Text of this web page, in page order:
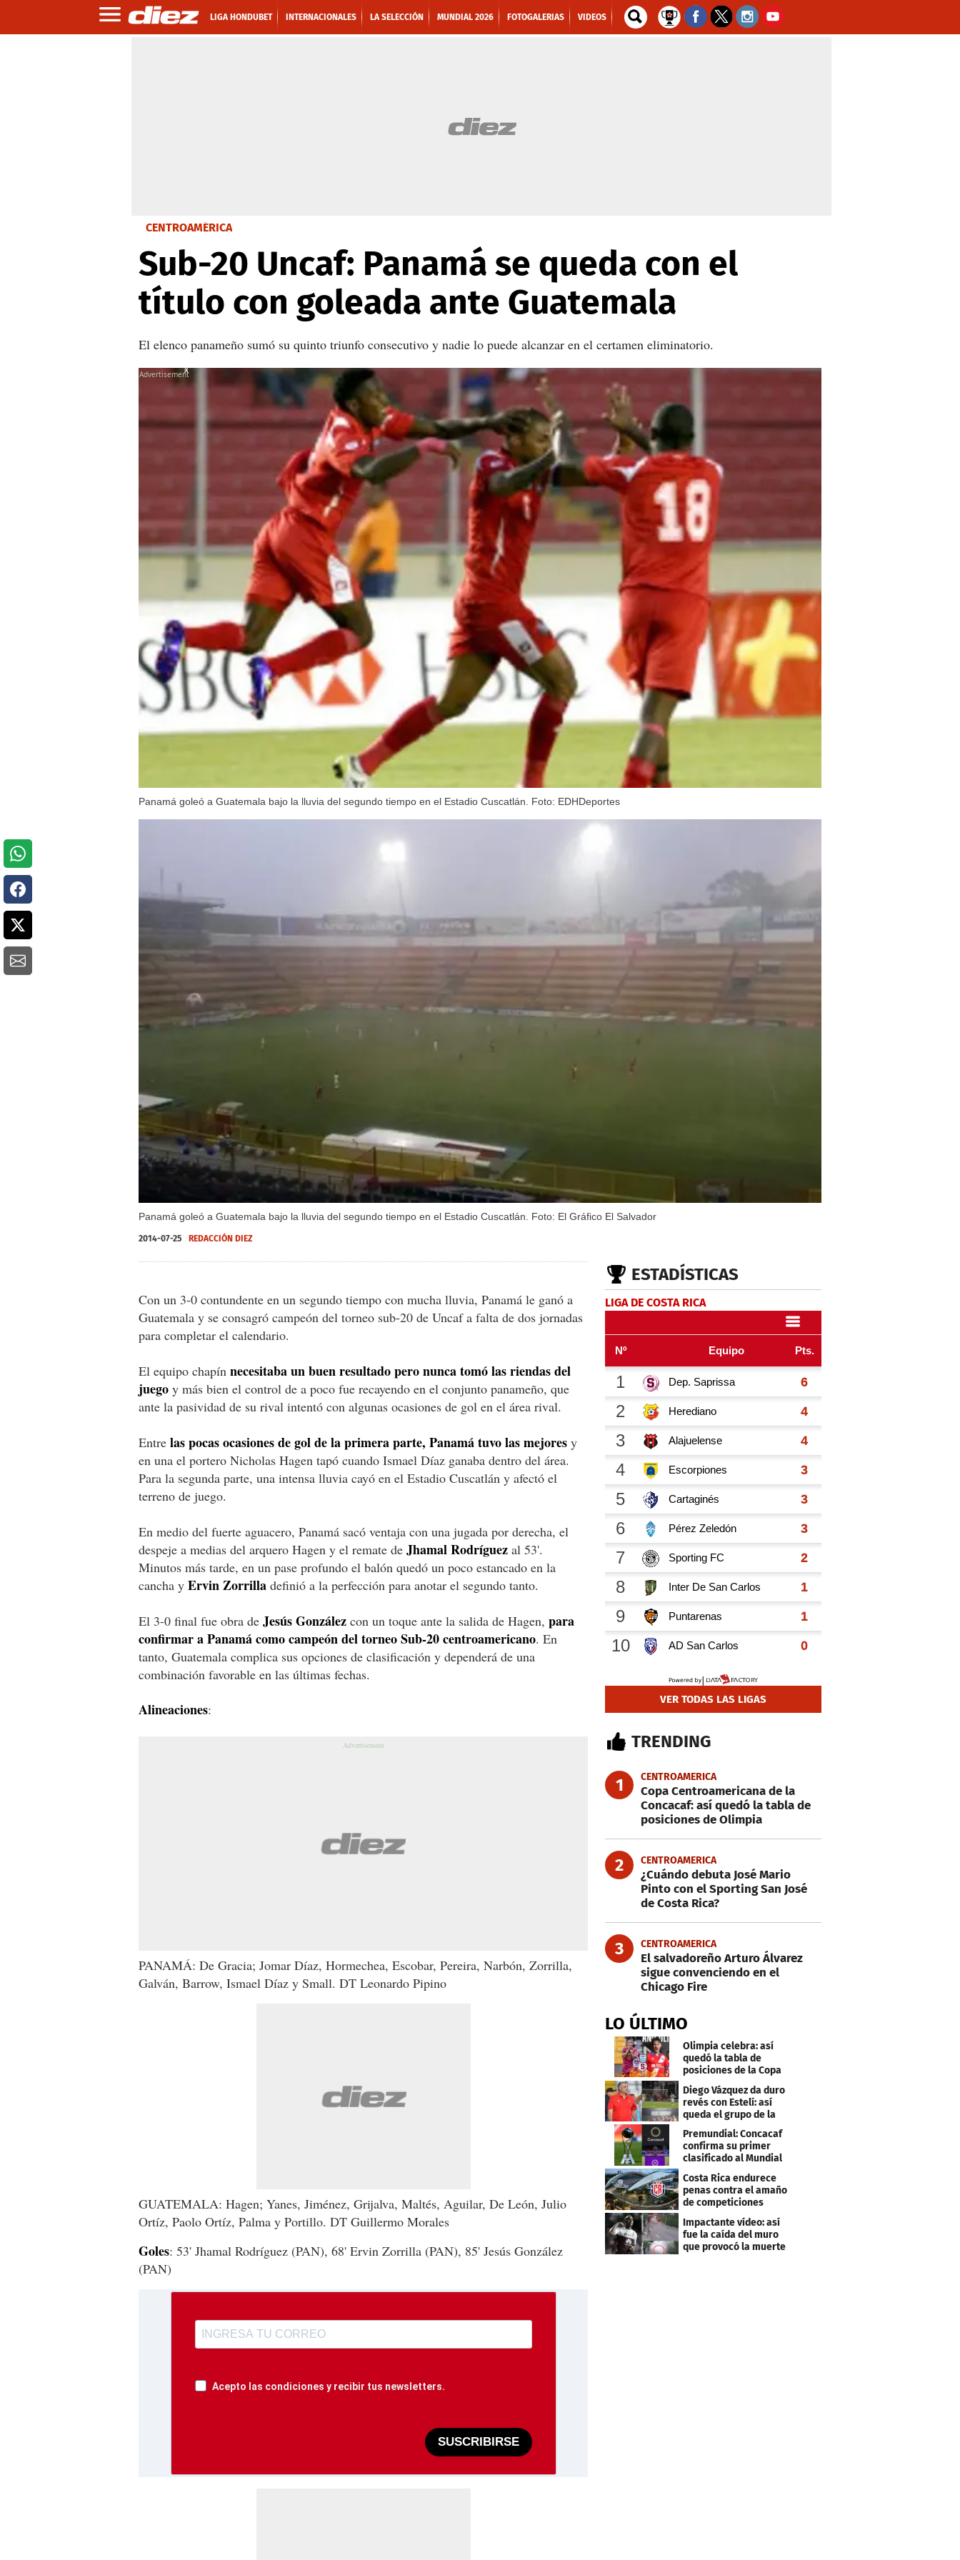
LIGA HONDUBET INTERNACIONALES LA SELECCIÓN MUNDIAL 2026 FOTOGALERIAS VIDEOS
CENTROAMÉRICA
Sub-20 Uncaf: Panamá se queda con el
título con goleada ante Guatemala
El elenco panameño sumó su quinto triunfo consecutivo y nadie lo puede alcanzar en el certamen eliminatorio.
Panamá goleó a Guatemala bajo la lluvia del segundo tiempo en el Estadio Cuscatlán. Foto: EDHDeportes
Panamá goleó a Guatemala bajo la lluvia del segundo tiempo en el Estadio Cuscatlán. Foto: El Gráfico El Salvador
X
2014-07-25 REDACCIÓN DIEZ
Con un 3-0 contundente en un segundo tiempo con mucha lluvia, Panamá le ganó a
Guatemala y se consagró campeón del torneo sub-20 de Uncaf a falta de dos jornadas
para completar el calendario.
El equipo chapín necesitaba un buen resultado pero nunca tomó las riendas del
juego y más bien el control de a poco fue recayendo en el conjunto panameño, que
ante la pasividad de su rival intentó con algunas ocasiones de gol en el área rival.
Entre las pocas ocasiones de gol de la primera parte, Panamá tuvo las mejores y
en una el portero Nicholas Hagen tapó cuando Ismael Díaz ganaba dentro del área.
Para la segunda parte, una intensa lluvia cayó en el Estadio Cuscatlán y afectó el
terreno de juego.
En medio del fuerte aguacero, Panamá sacó ventaja con una jugada por derecha, el
despeje a medias del arquero Hagen y el remate de Jhamal Rodríguez al 53'.
Minutos más tarde, en un pase profundo el balón quedó un poco estancado en la
cancha y Ervin Zorrilla definió a la perfección para anotar el segundo tanto.
El 3-0 final fue obra de Jesús González con un toque ante la salida de Hagen, para
confirmar a Panamá como campeón del torneo Sub-20 centroamericano. En
tanto, Guatemala complica sus opciones de clasificación y dependerá de una
combinación favorable en las últimas fechas.
Alineaciones:
PANAMÁ: De Gracia; Jomar Díaz, Hormechea, Escobar, Pereira, Narbón, Zorrilla,
Galván, Barrow, Ismael Díaz y Small. DT Leonardo Pipino
GUATEMALA: Hagen; Yanes, Jiménez, Grijalva, Maltés, Aguilar, De León, Julio
Ortíz, Paolo Ortíz, Palma y Portillo. DT Guillermo Morales
Goles: 53' Jhamal Rodríguez (PAN), 68' Ervin Zorrilla (PAN), 85' Jesús González
(PAN)
Acepto las condiciones y recibir tus newsletters.
SUSCRIBIRSE
ESTADÍSTICAS
LIGA DE COSTA RICA
VER TODAS LAS LIGAS
TRENDING
1 CENTROAMERICA
Copa Centroamericana de la
Concacaf: así quedó la tabla de
posiciones de Olimpia
2 CENTROAMERICA
¿Cuándo debuta José Mario
Pinto con el Sporting San José
de Costa Rica?
3 CENTROAMERICA
El salvadoreño Arturo Álvarez
sigue convenciendo en el
Chicago Fire
LO ÚLTIMO
Olimpia celebra: así
quedó la tabla de
posiciones de la Copa
Centroamericana
Diego Vázquez da duro
revés con Estelí: así
queda el grupo de la
Premundial: Concacaf
confirma su primer
clasificado al Mundial
Costa Rica endurece
penas contra el amaño
de competiciones
Impactante vídeo: así
fue la caída del muro
que provocó la muerte